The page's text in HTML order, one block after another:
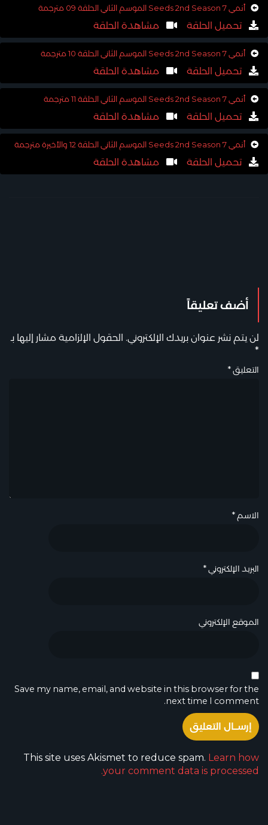
أنمي 7 Seeds 2nd Season الموسم الثاني الحلقة 09 مترجمة
تحميل الحلقة مشاهدة الحلقة
أنمي 7 Seeds 2nd Season الموسم الثاني الحلقة 10 مترجمة
تحميل الحلقة مشاهدة الحلقة
أنمي 7 Seeds 2nd Season الموسم الثاني الحلقة 11 مترجمة
تحميل الحلقة مشاهدة الحلقة
أنمي 7 Seeds 2nd Season الموسم الثاني الحلقة 12 والأخيرة مترجمة
تحميل الحلقة مشاهدة الحلقة
أضف تعليقاً
لن يتم نشر عنوان بريدك الإلكتروني. الحقول الإلزامية مشار إليها بـ
*
التعليق*
الاسم *
البريد الإلكتروني*
الموقع الإلكتروني
Save my name, email, and website in this browser for the
next time I comment.
This site uses Akismet to reduce spam. Learn how
your comment data is processed.